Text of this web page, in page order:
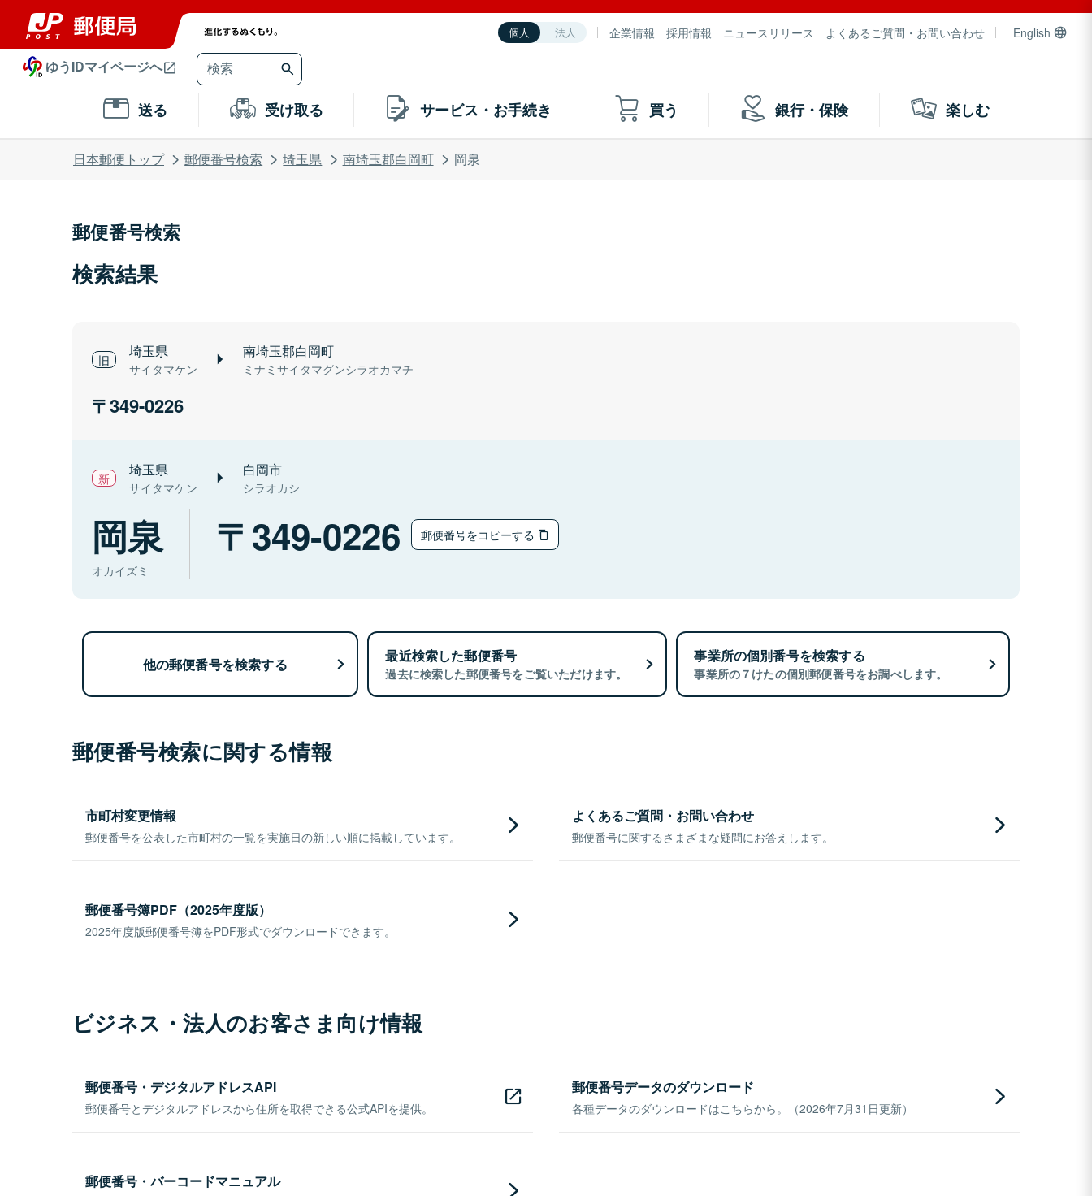
個人 法人 企業情報 採用情報 ニュースリリース よくあるご質問・お問い合わせ English
ゆうIDマイページへ
送る 受け取る サービス・お手続き 買う 銀行・保険 楽しむ
日本郵便トップ 郵便番号検索 埼玉県 南埼玉郡白岡町 岡泉
郵便番号検索
検索結果
埼玉県
サイタマケン
南埼玉郡白岡町
ミナミサイタマグンシラオカマチ
349-0226
埼玉県
サイタマケン
白岡市
シラオカシ
岡泉
オカイズミ
349-0226 郵便番号をコピーする
他の郵便番号を検索する 最近検索した郵便番号
過去に検索した郵便番号をご覧いただけます。
事業所の個別番号を検索する
事業所の７けたの個別郵便番号をお調べします。
郵便番号検索に関する情報
市町村変更情報
郵便番号を公表した市町村の一覧を実施日の新しい順に掲載しています。
よくあるご質問・お問い合わせ
郵便番号に関するさまざまな疑問にお答えします。
郵便番号簿PDF（2025年度版）
2025年度版郵便番号簿をPDF形式でダウンロードできます。
ビジネス・法人のお客さま向け情報
郵便番号・デジタルアドレスAPI
郵便番号とデジタルアドレスから住所を取得できる公式APIを提供。
郵便番号データのダウンロード
各種データのダウンロードはこちらから。（2026年7月31日更新）
郵便番号・バーコードマニュアル